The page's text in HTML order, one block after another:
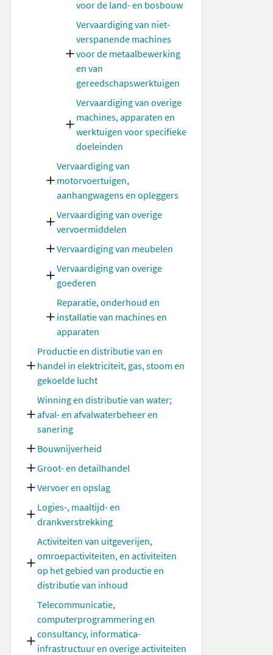
voor de land- en bosbouw
Vervaardiging van niet-
verspanende machines
voor de metaalbewerking
en van
gereedschapswerktuigen
Vervaardiging van overige
machines, apparaten en
werktuigen voor specifieke
doeleinden
Vervaardiging van
motorvoertuigen,
aanhangwagens en opleggers
Vervaardiging van overige
vervoermiddelen
Vervaardiging van meubelen
Vervaardiging van overige
goederen
Reparatie, onderhoud en
installatie van machines en
apparaten
Productie en distributie van en
handel in elektriciteit, gas, stoom en
gekoelde lucht
Winning en distributie van water;
afval- en afvalwaterbeheer en
sanering
Bouwnijverheid
Groot- en detailhandel
Vervoer en opslag
Logies-, maaltijd- en
drankverstrekking
Activiteiten van uitgeverijen,
omroepactiviteiten, en activiteiten
op het gebied van productie en
distributie van inhoud
Telecommunicatie,
computerprogrammering en
consultancy, informatica-
infrastructuur en overige activiteiten